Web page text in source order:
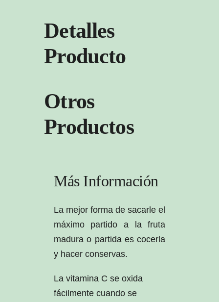
Detalles
Producto
Otros
Productos
Más Información
La mejor forma de sacarle el
máximo partido a la fruta
madura o partida es cocerla
y hacer conservas.
La vitamina C se oxida
fácilmente cuando se